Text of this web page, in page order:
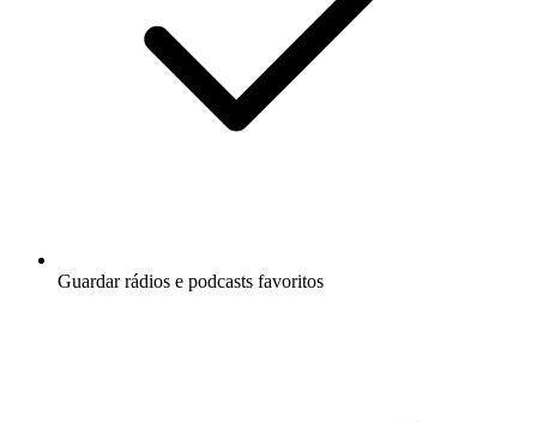
Guardar rádios e podcasts favoritos